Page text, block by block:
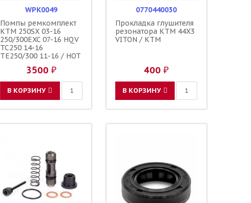
WPK0049
Помпы ремкомплект
KTM 250SX 03-16
250/300EXC 07-16 HQV
TC250 14-16
TE250/300 11-16 / HOT
3500 ₽
В КОРЗИНУ
0770440030
Прокладка глушителя
резонатора KTM 44X3
VITON / KTM
400 ₽
В КОРЗИНУ